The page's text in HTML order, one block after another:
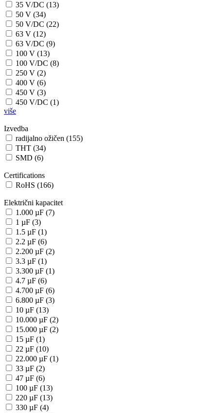
35 V/DC (13)
50 V (34)
50 V/DC (22)
63 V (12)
63 V/DC (9)
100 V (13)
100 V/DC (8)
250 V (2)
400 V (6)
450 V (3)
450 V/DC (1)
više
Izvedba
radijalno ožičen (155)
THT (34)
SMD (6)
Certifications
RoHS (166)
Električni kapacitet
1.000 µF (7)
1 µF (3)
1.5 µF (1)
2.2 µF (6)
2.200 µF (2)
3.3 µF (1)
3.300 µF (1)
4.7 µF (6)
4.700 µF (6)
6.800 µF (3)
10 µF (13)
10.000 µF (2)
15.000 µF (2)
15 µF (1)
22 µF (10)
22.000 µF (1)
33 µF (2)
47 µF (6)
100 µF (13)
220 µF (13)
330 µF (4)